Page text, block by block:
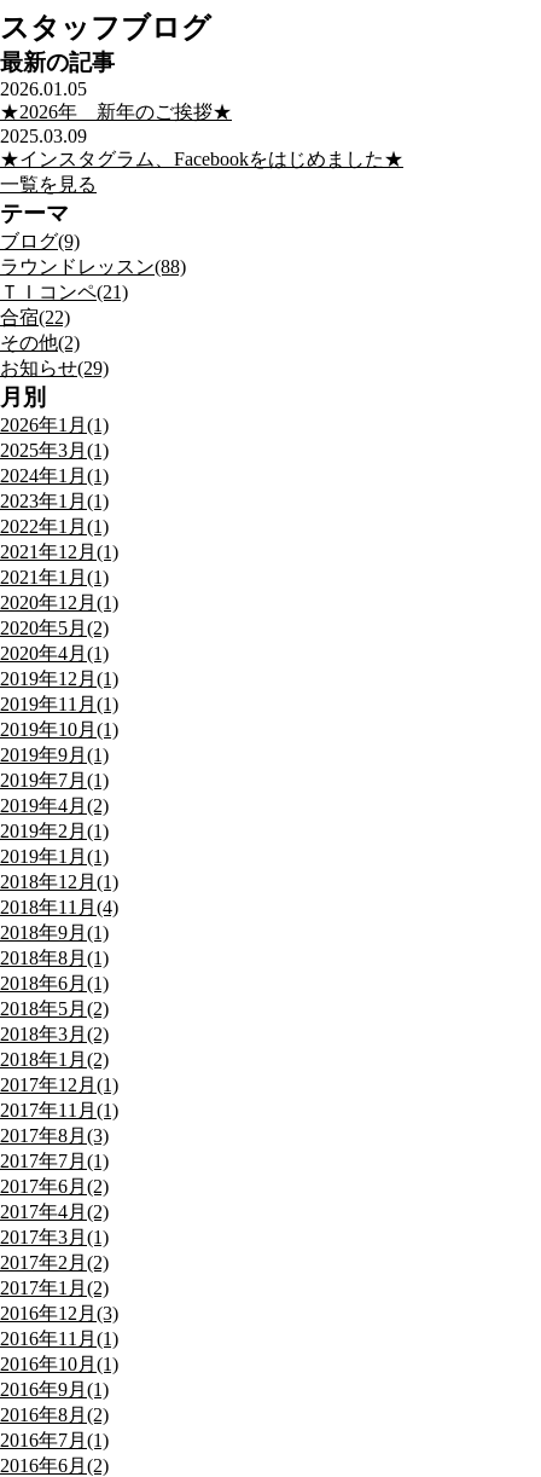
スタッフブログ
最新の記事
2026.01.05
★2026年 新年のご挨拶★
2025.03.09
★インスタグラム、Facebookをはじめました★
一覧を見る
テーマ
ブログ(9)
ラウンドレッスン(88)
ＴＩコンペ(21)
合宿(22)
その他(2)
お知らせ(29)
月別
2026年1月(1)
2025年3月(1)
2024年1月(1)
2023年1月(1)
2022年1月(1)
2021年12月(1)
2021年1月(1)
2020年12月(1)
2020年5月(2)
2020年4月(1)
2019年12月(1)
2019年11月(1)
2019年10月(1)
2019年9月(1)
2019年7月(1)
2019年4月(2)
2019年2月(1)
2019年1月(1)
2018年12月(1)
2018年11月(4)
2018年9月(1)
2018年8月(1)
2018年6月(1)
2018年5月(2)
2018年3月(2)
2018年1月(2)
2017年12月(1)
2017年11月(1)
2017年8月(3)
2017年7月(1)
2017年6月(2)
2017年4月(2)
2017年3月(1)
2017年2月(2)
2017年1月(2)
2016年12月(3)
2016年11月(1)
2016年10月(1)
2016年9月(1)
2016年8月(2)
2016年7月(1)
2016年6月(2)